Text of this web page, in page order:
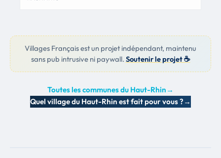
Villages Français est un projet indépendant, maintenu
sans pub intrusive ni paywall. Soutenir le projet ☕
Toutes les communes du Haut-Rhin →
Quel village du Haut-Rhin est fait pour vous ? →